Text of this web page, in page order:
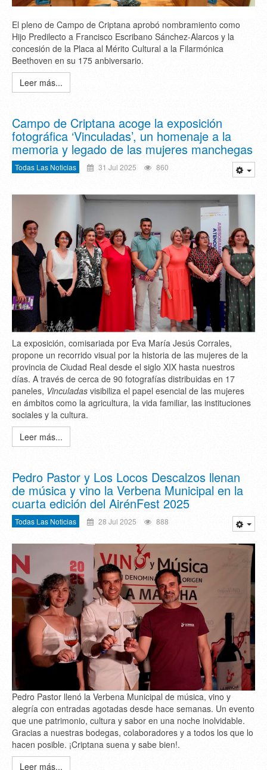
El pleno de Campo de Criptana aprobó nombramiento como
Hijo Predilecto a Francisco Escribano Sánchez-Alarcos y la
concesión de la Placa al Mérito Cultural a la Filarmónica
Beethoven en su 175 anbiversario.
Leer más...
Campo de Criptana acoge la exposición
fotográfica ‘Vinculadas’, un homenaje a la
memoria y legado de las mujeres manchegas
Todas Las Noticias 31 Jul 2025 860
La exposición, comisariada por Eva María Jesús Corrales,
propone un recorrido visual por la historia de las mujeres de la
provincia de Ciudad Real desde el siglo XIX hasta nuestros
días. A través de cerca de 90 fotografías distribuidas en 17
paneles, Vinculadas visibiliza el papel esencial de las mujeres
en ámbitos como la agricultura, la vida familiar, las instituciones
sociales y la cultura.
Leer más...
Pedro Pastor y Los Locos Descalzos llenan
de música y vino la Verbena Municipal en la
cuarta edición del AirénFest 2025
Todas Las Noticias 28 Jul 2025 888
Pedro Pastor llenó la Verbena Municipal de música, vino y
alegría con entradas agotadas desde hace semanas. Un evento
que une patrimonio, cultura y sabor en una noche inolvidable.
Gracias a nuestras bodegas, colaboradores y a todos los que lo
hacen posible. ¡Criptana suena y sabe bien!.
Leer más...